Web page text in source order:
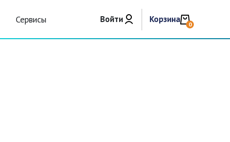
Сервисы Войти Корзина 0